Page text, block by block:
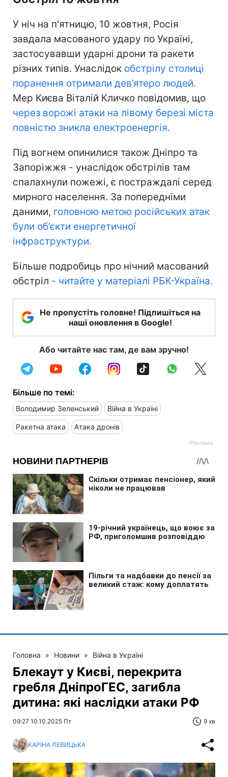
У ніч на п'ятницю, 10 жовтня, Росія
завдала масованого удару по Україні,
застосувавши ударні дрони та ракети
різних типів. Унаслідок обстрілу столиці
поранення отримали дев’ятеро людей.
Мер Києва Віталій Кличко повідомив, що
через ворожі атаки на лівому березі міста
повністю зникла електроенергія.
Під вогнем опинилися також Дніпро та
Запоріжжя - унаслідок обстрілів там
спалахнули пожежі, є постраждалі серед
мирного населення. За попередніми
даними, головною метою російських атак
були об’єкти енергетичної
інфраструктури.
Більше подробиць про нічний масований
обстріл - читайте у матеріалі РБК-Україна.
Не пропустіть головне! Підпишіться на
наші оновлення в Google!
Або читайте нас там, де вам зручно!
Більше по темі:
Володимир Зеленський Війна в Україні
Ракетна атака Атака дронів
Головна » Новини » Війна в Україні
Блекаут у Києві, перекрита
гребля ДніпроГЕС, загибла
дитина: які наслідки атаки РФ
09:27 10.10.2025 Пт 9 хв
КАРІНА ЛЕВИЦЬКА